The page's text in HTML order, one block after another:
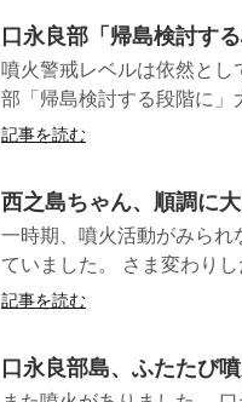
口永良部「帰島検討す
噴火警戒レベルは依然と
部「帰島検討する段階に
記事を読む
西之島ちゃん、順調に
一時期、噴火活動がみられ
ていました。 さま変わり
記事を読む
口永良部島、ふたたび